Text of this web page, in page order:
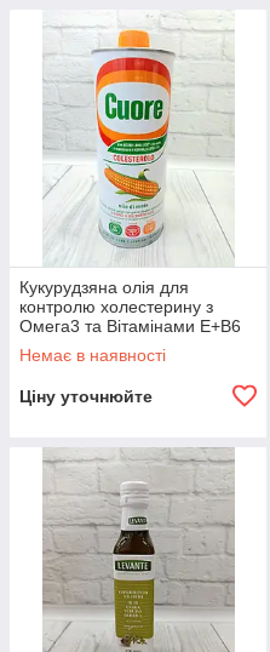
Кукурудзяна олія для
контролю холестерину з
Омега3 та Вітамінами Е+В6
Cuore Сolesterolo olio di mais
1л Італія
Немає в наявності
Ціну уточнюйте